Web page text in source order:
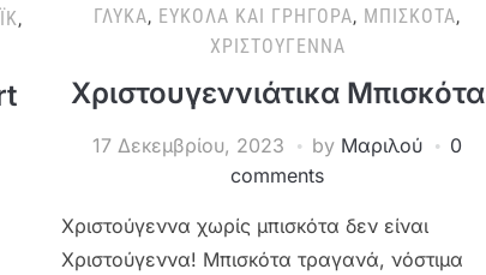
,
ΓΛΥΚΆ, ΕΎΚΟΛΑ ΚΑΙ ΓΡΉΓΟΡΑ, ΜΠΙΣΚΌΤΑ,
ΧΡΙΣΤΟΎΓΕΝΝΑ
Χριστουγεννιάτικα Μπισκότα
17 Δεκεμβρίου, 2023 by Μαριλού
0
comments
Χριστούγεννα χωρίς μπισκότα δεν είναι
Χριστούγεννα! Μπισκότα τραγανά, νόστιμα